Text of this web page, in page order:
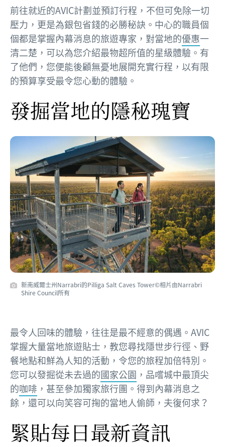
前往就近的AVIC計劃並預訂行程，不但可免除一切
壓力，更是為銀包省錢的必勝秘訣。中心的職員個
個都是掌握內幕消息的旅遊專家，對當地的優惠一
清二楚，可以為您介紹最物超所值的星級體驗。有
了他們，您便能後顧無憂地展開充實行程，以有限
的預算享受最令您心動的體驗。
發掘當地的隱秘瑰寶
新南威爾士州Narrabri的Pilliga Salt Caves Tower©相片由Narrabri
Shire Council所有
最令人回味的體驗，往往是最不經意的偶遇。AVIC
掌握大量當地旅遊貼士，教您尋找隱世步行徑、野
餐地點和鮮為人知的活動，令您的旅程加倍特別。
您可以發掘從未去過的國家公園 ，品嚐城中最頂尖
的咖啡 ，甚至參加獨家旅行團。得到內幕消息之
餘，還可以向笑容可掬的當地人偷師，夫復何求？
緊貼每日最新資訊